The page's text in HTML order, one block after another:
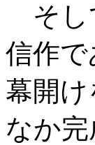
そし
信作で
幕開
なか